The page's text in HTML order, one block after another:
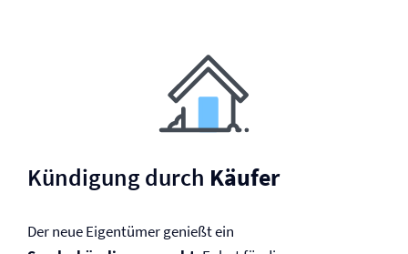
Kündigung durch Käufer
Der neue Eigentümer genießt ein